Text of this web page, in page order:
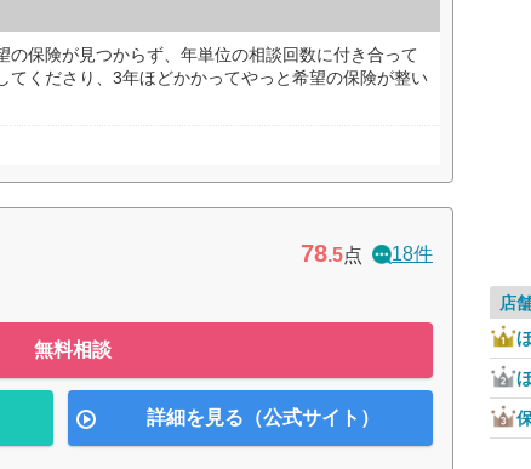
の保険が見つからず、年単位の相談回数に付き合って
てくださり、3年ほどかかってやっと希望の保険が整い
78.5点 18件
無料相談
詳細を見る（公式サイト）
店